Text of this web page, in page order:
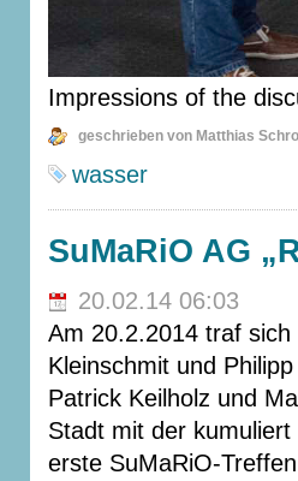
Impressions of the
geschrieben von Matthias
wasser
SuMaRiO AG
20.02.14 06:03
Am 20.2.2014 traf sich
Kleinschmit und
Patrick Keilholz und
Stadt mit der
erste SuMaRiO-